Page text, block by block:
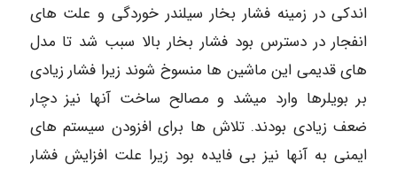
اندکی در زمینه فشار بخار سیلندر خوردگی و علت های
انفجار در دسترس بود فشار بخار بالا سبب شد تا مدل
های قدیمی این ماشین ها منسوخ شوند زیرا فشار زیادی
بر بویلرها وارد میشد و مصالح ساخت آنها نیز دچار
ضعف زیادی بودند. تلاش ها برای افزودن سیستم های
ایمنی به آنها نیز بی فایده بود زیرا علت افزایش فشار